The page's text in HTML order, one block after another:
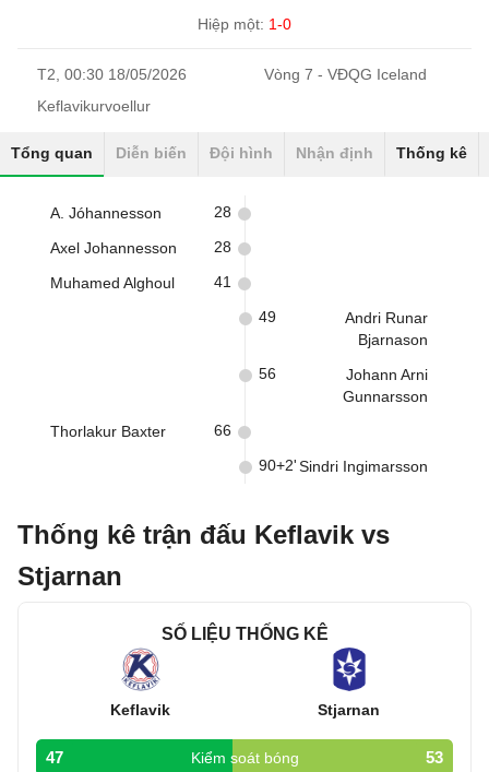
Hiệp một: 1-0
T2, 00:30 18/05/2026
Vòng 7 - VĐQG Iceland
Keflavikurvoellur
Tổng quan Diễn biến Đội hình Nhận định Thống kê
A. Jóhannesson 28
Axel Johannesson 28
Muhamed Alghoul 41
Andri Runar
Bjarnason
49
Johann Arni
Gunnarsson
56
Thorlakur Baxter 66
Sindri Ingimarsson
90+2'
Thống kê trận đấu Keflavik vs
Stjarnan
SỐ LIỆU THỐNG KÊ
Keflavik Stjarnan
47 Kiểm soát bóng 53